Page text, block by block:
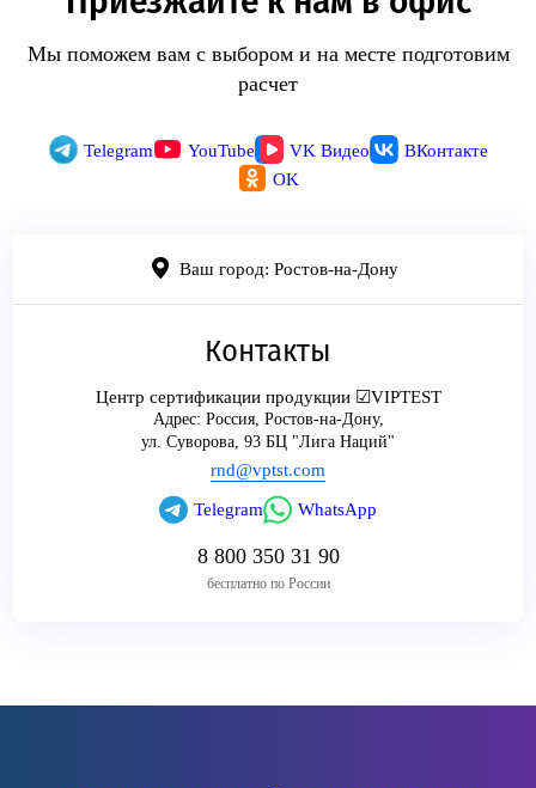
Мы поможем вам с выбором и на месте подготовим
расчет
Telegram YouTube VK Видео
ВКонтакте
OK
Ваш город: Ростов-на-Дону
Контакты
Центр сертификации продукции ☑VIPTEST
Адрес: Россия, Ростов-на-Дону,
ул. Суворова, 93 БЦ "Лига Наций"
rnd@vptst.com
Telegram WhatsApp
8 800 350 31 90
бесплатно по России